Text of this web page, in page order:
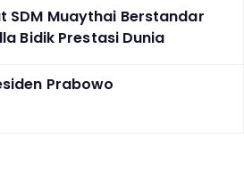
SDM Muaythai Berstandar
Bidik Prestasi Dunia
Prabowo